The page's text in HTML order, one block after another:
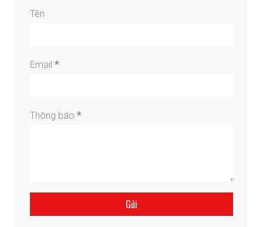
Tên
Email *
Thông báo *